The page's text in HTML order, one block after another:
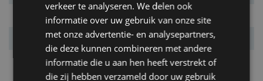
Systeemkoppel 343 Nm
Acc. 0-100 km/u 5,6 s
Topsnelheid 180 km/u
verkeer te analyseren. We delen ook
informatie over uw gebruik van onze site
met onze advertentie- en analysepartners,
die deze kunnen combineren met andere
informatie die u aan hen heeft verstrekt of
die zij hebben verzameld door uw gebruik